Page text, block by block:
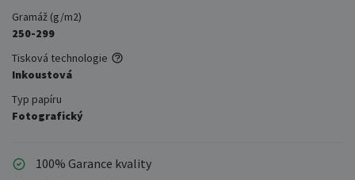
Gramáž (g/m2)
250-299
Tisková technologie
Inkoustová
Typ papíru
Fotografický
100% Garance kvality